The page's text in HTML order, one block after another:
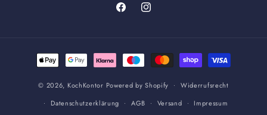
FacebookInstagram
Zahlungsmethoden
© 2026, KochKontor Powered by Shopify
Widerrufsrecht
Datenschutzerklärung
AGB Versand Impressum